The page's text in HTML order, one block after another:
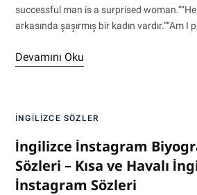
successful man is a surprised
arkasında şaşırmış bir kadın
Devamını Oku
İNGILIZCE SÖZLER
İngilizce İnstagram
Sözleri – Kısa ve Havalı
İnstagram Sözleri